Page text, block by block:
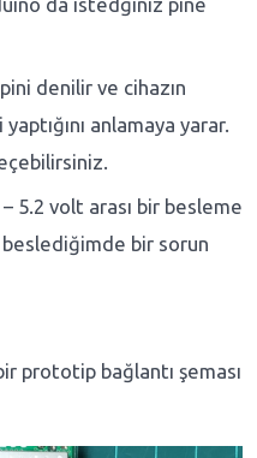
denilir ve cihazın
anlamaya yarar.
5.2 volt arası bir besleme
bir sorun
prototip bağlantı şeması